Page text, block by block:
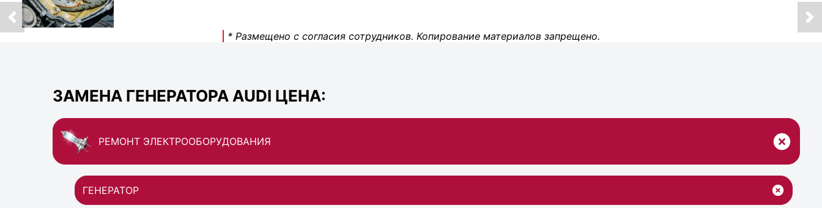
* Размещено с согласия сотрудников. Копирование материалов запрещено.
ЗАМЕНА ГЕНЕРАТОРА AUDI ЦЕНА:
РЕМОНТ ЭЛЕКТРООБОРУДОВАНИЯ
ГЕНЕРАТОР